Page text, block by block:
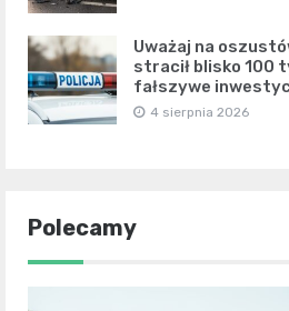
Uważaj na
stracił blisko 100
fałszywe
4 sierpnia 2026
Polecamy